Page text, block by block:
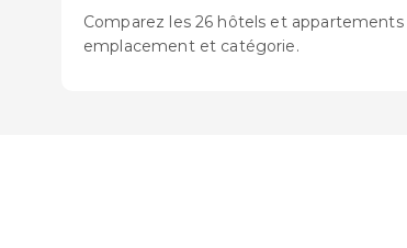
Comparez les 26 hôtels et
emplacement et catégorie.